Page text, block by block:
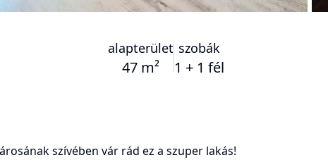
alapterület
47 m²
szobák
1 + 1 fél
szívében vár rád ez a szuper lakás!